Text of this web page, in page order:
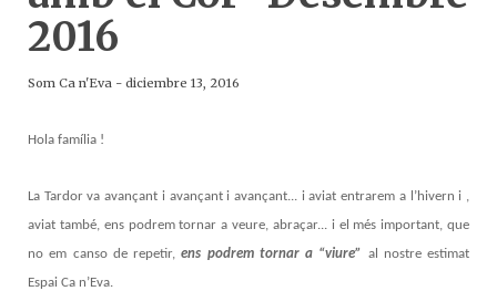
2016
Som Ca n'Eva - diciembre 13, 2016
Hola família !
La Tardor va avançant i avançant i avançant... i aviat entrarem a l’hivern i ,
aviat també, ens podrem tornar a veure, abraçar... i el més important, que
no em canso de repetir,ens podrem tornar a “viure” al nostre estimat
Espai Ca n’Eva.